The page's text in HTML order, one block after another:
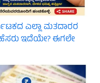
ಎಲ್ಲಾ ಮತದಾರರ
ಹೆಸರು ಇದೆಯೇ? ಈಗಲೇ